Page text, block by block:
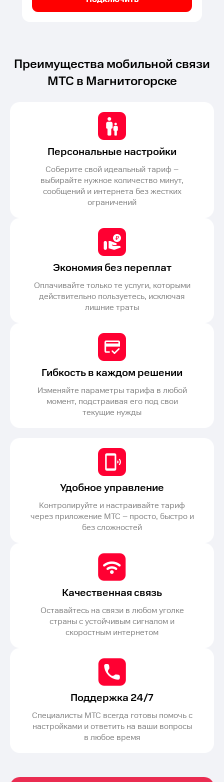
Преимущества мобильной связи
МТС в Магнитогорске
Персональные настройки
Соберите свой идеальный тариф –
выбирайте нужное количество минут,
сообщений и интернета без жестких
ограничений
Экономия без переплат
Оплачивайте только те услуги, которыми
действительно пользуетесь, исключая
лишние траты
Гибкость в каждом решении
Изменяйте параметры тарифа в любой
момент, подстраивая его под свои
текущие нужды
Удобное управление
Контролируйте и настраивайте тариф
через приложение МТС – просто, быстро и
без сложностей
Качественная связь
Оставайтесь на связи в любом уголке
страны с устойчивым сигналом и
скоростным интернетом
Поддержка 24/7
Специалисты МТС всегда готовы помочь с
настройками и ответить на ваши вопросы
в любое время